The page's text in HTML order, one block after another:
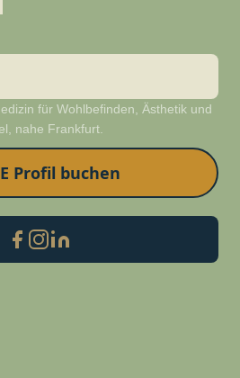
für Wohlbefinden, Ästhetik und
nahe Frankfurt.
Profil buchen